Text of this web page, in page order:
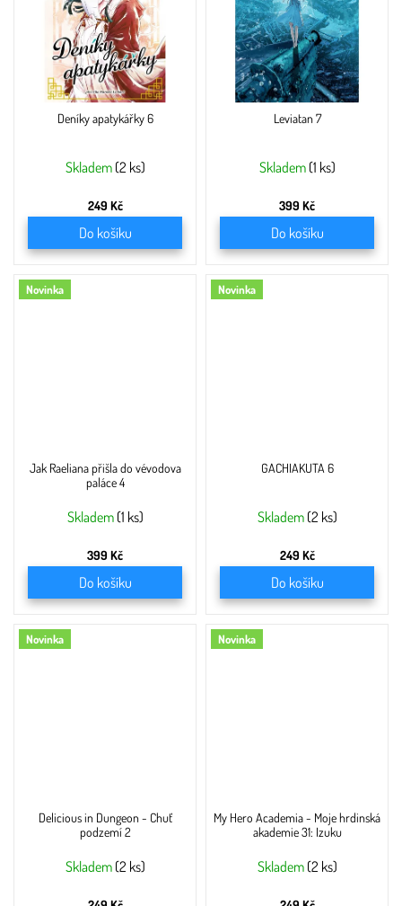
Deníky apatykářky 6
Skladem (2 ks)
249 Kč
Do košíku
Leviatan 7
Skladem (1 ks)
399 Kč
Do košíku
Novinka
Jak Raeliana přišla do vévodova
paláce 4
Skladem (1 ks)
399 Kč
Do košíku
Novinka
GACHIAKUTA 6
Skladem (2 ks)
249 Kč
Do košíku
Novinka
Delicious in Dungeon - Chuť
podzemí 2
Skladem (2 ks)
Novinka
My Hero Academia - Moje hrdinská
akademie 31: Izuku
Skladem (2 ks)